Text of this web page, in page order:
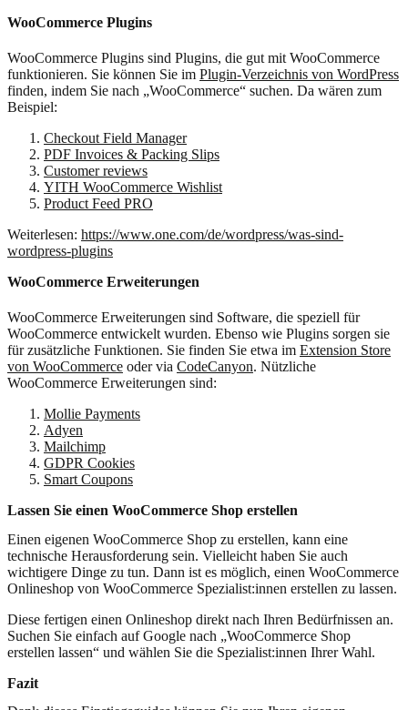
WooCommerce Plugins
WooCommerce Plugins sind Plugins, die gut mit WooCommerce
funktionieren. Sie können Sie im Plugin-Verzeichnis von WordPress
finden, indem Sie nach „WooCommerce“ suchen. Da wären zum
Beispiel:
Checkout Field Manager
PDF Invoices & Packing Slips
Customer reviews
YITH WooCommerce Wishlist
Product Feed PRO
Weiterlesen: https://www.one.com/de/wordpress/was-sind-
wordpress-plugins
WooCommerce Erweiterungen
WooCommerce Erweiterungen sind Software, die speziell für
WooCommerce entwickelt wurden. Ebenso wie Plugins sorgen sie
für zusätzliche Funktionen. Sie finden Sie etwa im Extension Store
von WooCommerce oder via CodeCanyon. Nützliche
WooCommerce Erweiterungen sind:
Mollie Payments
Adyen
Mailchimp
GDPR Cookies
Smart Coupons
Lassen Sie einen WooCommerce Shop erstellen
Einen eigenen WooCommerce Shop zu erstellen, kann eine
technische Herausforderung sein. Vielleicht haben Sie auch
wichtigere Dinge zu tun. Dann ist es möglich, einen WooCommerce
Onlineshop von WooCommerce Spezialist:innen erstellen zu lassen.
Diese fertigen einen Onlineshop direkt nach Ihren Bedürfnissen an.
Suchen Sie einfach auf Google nach „WooCommerce Shop
erstellen lassen“ und wählen Sie die Spezialist:innen Ihrer Wahl.
Fazit